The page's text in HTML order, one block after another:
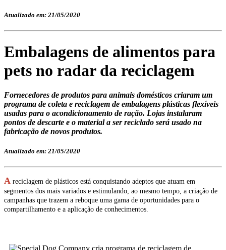
Atualizado em: 21/05/2020
Embalagens de alimentos para
pets no radar da reciclagem
Fornecedores de produtos para animais domésticos criaram um
programa de coleta e reciclagem de embalagens plásticas flexíveis
usadas para o acondicionamento de ração. Lojas instalaram
pontos de descarte e o material a ser reciclado será usado na
fabricação de novos produtos.
Atualizado em: 21/05/2020
A reciclagem de plásticos está conquistando adeptos que atuam em
segmentos dos mais variados e estimulando, ao mesmo tempo, a criação de
campanhas que trazem a reboque uma gama de oportunidades para o
compartilhamento e a aplicação de conhecimentos.